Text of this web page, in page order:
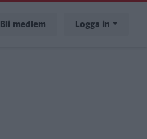
Bli medlem Logga in